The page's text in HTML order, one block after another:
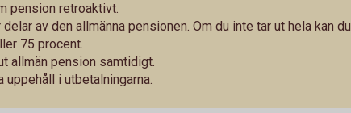
pension retroaktivt.
av den allmänna pensionen. Om du inte tar ut hela kan du
75 procent.
allmän pension samtidigt.
uppehåll i utbetalningarna.